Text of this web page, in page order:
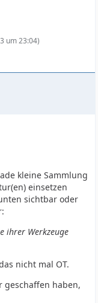
um 23:04)
kleine Sammlung
einsetzen
sichtbar oder
ihrer Werkzeuge
nicht mal OT.
geschaffen haben,